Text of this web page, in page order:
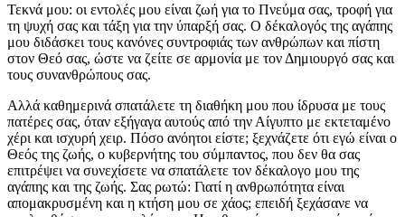
Τεκνά μου: οι εντολές μου είναι ζωή για το Πνεύμα σας, τροφή για
τη ψυχή σας και τάξη για την ύπαρξή σας. Ο δέκαλογός της αγάπης
μου διδάσκει τους κανόνες συντροφιάς των ανθρώπων και πίστη
στον Θεό σας, ώστε να ζείτε σε αρμονία με τον Δημιουργό σας και
τους συνανθρώπους σας.
Αλλά καθημερινά σπατάλετε τη διαθήκη μου που ίδρυσα με τους
πατέρες σας, όταν εξήγαγα αυτούς από την Αίγυπτο με εκτεταμένο
χέρι και ισχυρή χειρ. Πόσο ανόητοι είστε; ξεχνάζετε ότι εγώ είναι ο
Θεός της ζωής, ο κυβερνήτης του σύμπαντος, που δεν θα σας
επιτρέψει να συνεχίσετε να σπατάλετε τον δέκαλογο μου της
αγάπης και της ζωής. Σας ρωτώ: Γιατί η ανθρωπότητα είναι
απομακρυσμένη και η κτήση μου σε χάος; επειδή ξεχάσανε να